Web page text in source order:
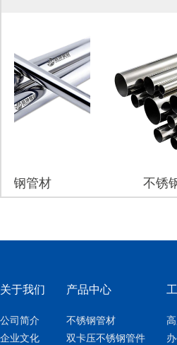
管材 不锈钢
关于我们
公司简介
企业文化
产品中心
不锈钢管材
双卡压不锈钢管件